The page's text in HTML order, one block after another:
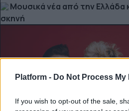
Platform - Do Not Process
If you wish to opt-out of the sale,
Μουσικά νέα από την Ελλάδα
σκηνή